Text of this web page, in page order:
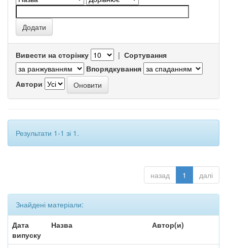
Вивести на сторінку | Сортування
Впорядкування
Автори
Результати 1-1 зі 1.
назад 1 далі
Знайдені матеріали:
Дата
випуску
Назва Автор(и)